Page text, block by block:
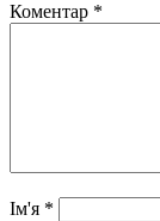
Коментар *
Ім'я *